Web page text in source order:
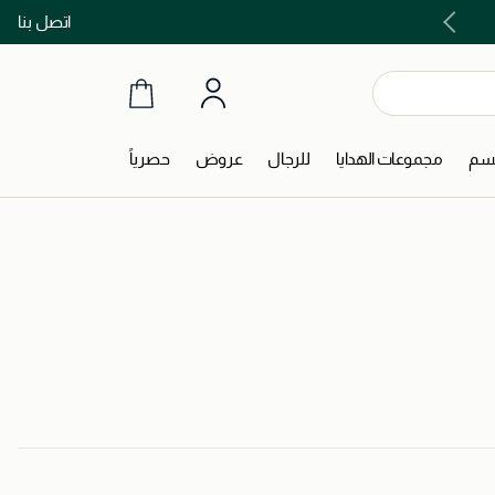
اتصل بنااشتري الآن و ادفع لاحقاً مع تابي و تمارا!
مجموعات الهدايا للرجال عروض حصرياً